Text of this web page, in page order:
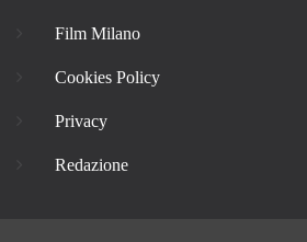
Film Milano
Cookies Policy
Privacy
Redazione